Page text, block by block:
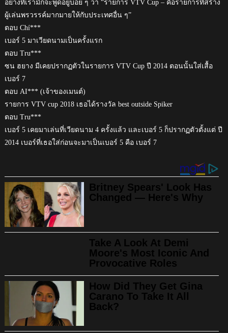
อย่างที่เรามักจะพูดอยู่บ่อย ๆ ว่า “รายการ VTV Cup – คือรายการที่สร้าง
ผู้เล่นพรวรรค์มากมายให้กับประเทศอื่น ๆ”
ตอบ Chí***
เบอร์ 5 มาเวียดนามเป็นครั้งแรก
ตอบ Tru***
ซน ฮยาง มีเคยปรากฏตัวในรายการ VTV Cup ปี 2014 ตอนนั้นใส่เสื้อ
เบอร์ 7
ตอบ AI*** (เจ้าของเมนต์)
รายการ VTV cup 2018 เธอได้รางวัล best outside Spiker
ตอบ Tru***
เบอร์ 5 เคยมาเล่นที่เวียดนาม 4 ครั้งแล้ว และเบอร์ 5 ก็ปรากฏตัวตั้งแต่ ปี
2014 เบอร์ที่เธอใส่ก่อนจะมาเป็นเบอร์ 5 คือ เบอร์ 7